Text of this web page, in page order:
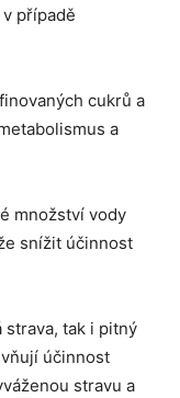
případě
cukrů a
a
množství vody
snížit účinnost
strava, tak i pitný
účinnost
stravu a